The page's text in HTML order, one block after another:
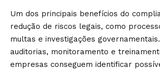
Um dos principais benefícios do
redução de riscos legais, como
multas e investigações
auditorias, monitoramento e
empresas conseguem identificar